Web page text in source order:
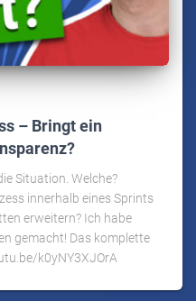
– Bringt ein
Situation. Welche?
innerhalb eines Sprints
erweitern? Ich habe
gemacht! Das komplette
k0yNY3XJOrA